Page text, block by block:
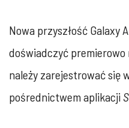
Nowa przyszłość Galaxy
doświadczyć premierowo
należy zarejestrować się
pośrednictwem aplikacji